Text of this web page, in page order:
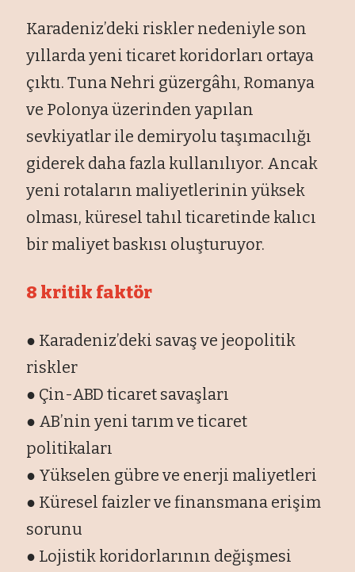
Karadeniz’deki riskler nedeniyle son
yıllarda yeni ticaret koridorları ortaya
çıktı. Tuna Nehri güzergâhı, Romanya
ve Polonya üzerinden yapılan
sevkiyatlar ile demiryolu taşımacılığı
giderek daha fazla kullanılıyor. Ancak
yeni rotaların maliyetlerinin yüksek
olması, küresel tahıl ticaretinde kalıcı
bir maliyet baskısı oluşturuyor.
8 kritik faktör
● Karadeniz’deki savaş ve jeopolitik
riskler
● Çin-ABD ticaret savaşları
● AB’nin yeni tarım ve ticaret
politikaları
● Yükselen gübre ve enerji maliyetleri
● Küresel faizler ve finansmana erişim
sorunu
● Lojistik koridorlarının değişmesi